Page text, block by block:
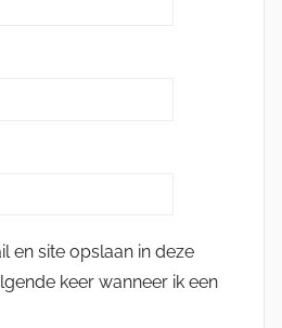
en site opslaan in deze
keer wanneer ik een